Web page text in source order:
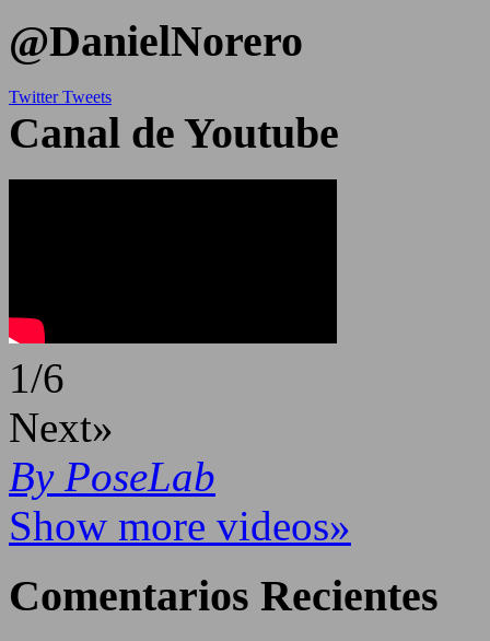
@DanielNorero
Twitter Tweets
Canal de Youtube
1 /6
Next»
By PoseLab
Show more videos»
Comentarios Recientes